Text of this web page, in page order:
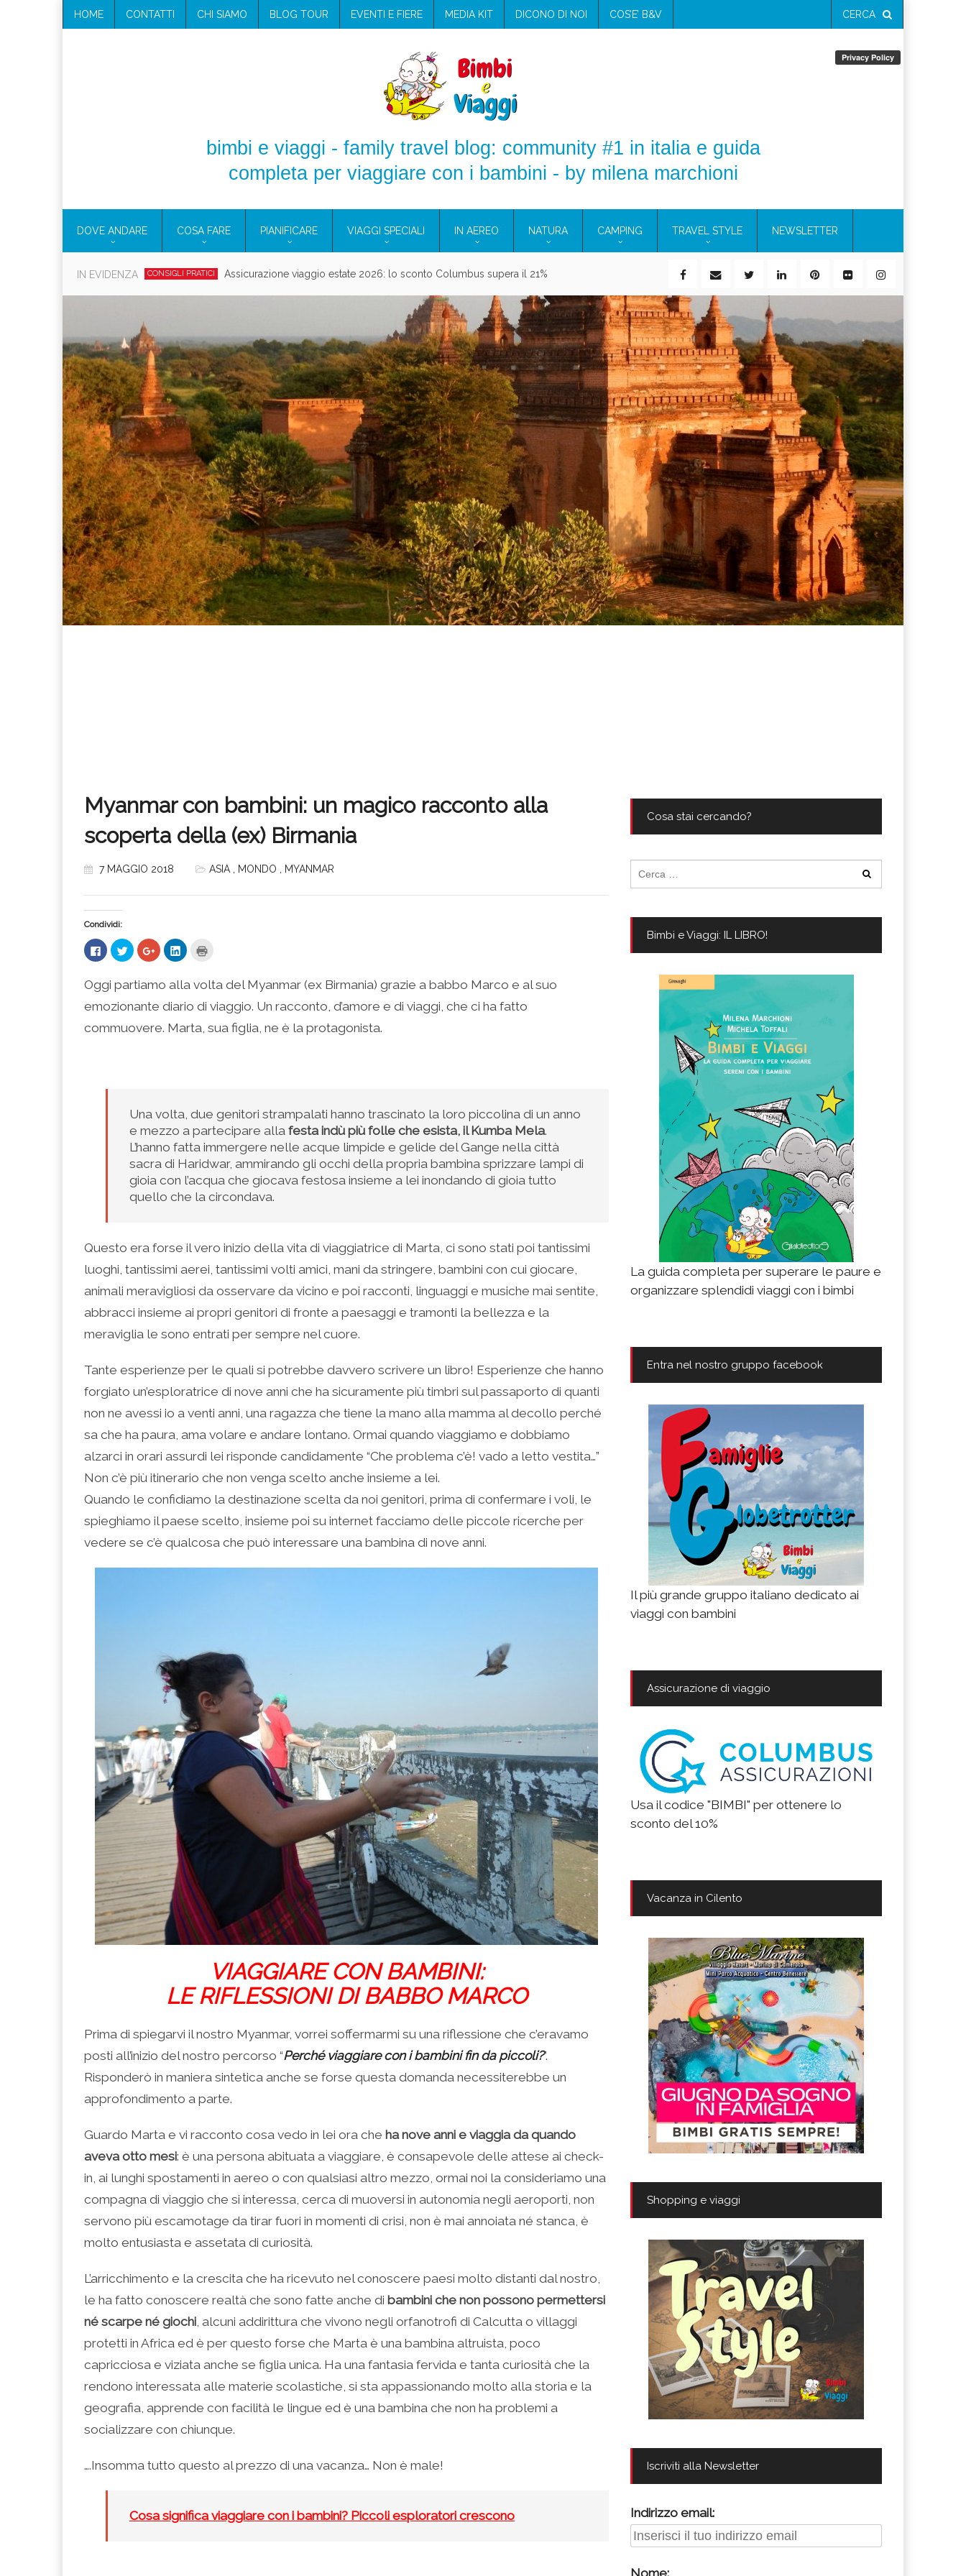
HOME CONTATTI CHI SIAMO BLOG TOUR EVENTI E FIERE MEDIA KIT DICONO DI NOI COS’E’ B&V CERCA
bimbi e viaggi - family travel blog: community #1 in italia e guida
completa per viaggiare con i bambini - by milena marchioni
DOVE ANDARE COSA FARE PIANIFICARE VIAGGI SPECIALI IN AEREO NATURA CAMPING TRAVEL STYLE NEWSLETTER
IN EVIDENZA CONSIGLI PRATICI Cosmetici solidi in viaggio: i prodotti che hanno conquistato la mia valigia (e la pelle sensibile)
Villaggio per famiglie in Cilento: il Blue Marine di Marina di Camerota
Vacanze in campeggio con i bambini: come trovare l’offerta migliore?
CONSIGLI PRATICI Assicurazione viaggio estate 2026: lo sconto Columbus supera il 21%
Myanmar con bambini: un magico racconto alla
scoperta della (ex) Birmania
7 MAGGIO 2018 ASIA MONDO MYANMAR
Condividi:
Fai
clic
su
Facebook
apre
una
nuova
Fai
clic
condividere
su
Twitter
(Si
in
una
Fai
clic
condividere
su
Google+
(Si
in
una
Fai
clic
condividere
su
LinkedIn
(Si
in
una
stampare
(Si
apre
in
nuova
finestra)
Oggi partiamo alla volta del Myanmar (ex Birmania) grazie a babbo Marco e al suo
emozionante diario di viaggio. Un racconto, d’amore e di viaggi, che ci ha fatto
commuovere. Marta, sua figlia, ne è la protagonista.
Una volta, due genitori strampalati hanno trascinato la loro piccolina di un anno
e mezzo a partecipare alla festa indù più folle che esista, il Kumba Mela.
L’hanno fatta immergere nelle acque limpide e gelide del Gange nella città
sacra di Haridwar, ammirando gli occhi della propria bambina sprizzare lampi di
gioia con l’acqua che giocava festosa insieme a lei inondando di gioia tutto
quello che la circondava.
Questo era forse il vero inizio della vita di viaggiatrice di Marta, ci sono stati poi tantissimi
luoghi, tantissimi aerei, tantissimi volti amici, mani da stringere, bambini con cui giocare,
animali meravigliosi da osservare da vicino e poi racconti, linguaggi e musiche mai sentite,
abbracci insieme ai propri genitori di fronte a paesaggi e tramonti la bellezza e la
meraviglia le sono entrati per sempre nel cuore.
Tante esperienze per le quali si potrebbe davvero scrivere un libro! Esperienze che hanno
forgiato un’esploratrice di nove anni che ha sicuramente più timbri sul passaporto di quanti
non ne avessi io a venti anni, una ragazza che tiene la mano alla mamma al decollo perché
sa che ha paura, ama volare e andare lontano. Ormai quando viaggiamo e dobbiamo
alzarci in orari assurdi lei risponde candidamente “Che problema c’è! vado a letto vestita…”
Non c’è più itinerario che non venga scelto anche insieme a lei.
Quando le confidiamo la destinazione scelta da noi genitori, prima di confermare i voli, le
spieghiamo il paese scelto, insieme poi su internet facciamo delle piccole ricerche per
vedere se c’è qualcosa che può interessare una bambina di nove anni.
VIAGGIARE CON BAMBINI:
LE RIFLESSIONI DI BABBOMARCO
Prima di spiegarvi il nostro Myanmar, vorrei soffermarmi su una riflessione che c’eravamo
posti all’inizio del nostro percorso “Perché viaggiare con i bambini fin da piccoli?”.
Risponderò in maniera sintetica anche se forse questa domanda necessiterebbe un
approfondimento a parte.
Guardo Marta e vi racconto cosa vedo in lei ora che ha nove anni e viaggia da quando
aveva otto mesi: è una persona abituata a viaggiare, è consapevole delle attese ai check-
in, ai lunghi spostamenti in aereo o con qualsiasi altro mezzo, ormai noi la consideriamo una
compagna di viaggio che si interessa, cerca di muoversi in autonomia negli aeroporti, non
servono più escamotage da tirar fuori in momenti di crisi, non è mai annoiata né stanca, è
molto entusiasta e assetata di curiosità.
L’arricchimento e la crescita che ha ricevuto nel conoscere paesi molto distanti dal nostro,
le ha fatto conoscere realtà che sono fatte anche di bambini che non possono permettersi
né scarpe né giochi , alcuni addirittura che vivono negli orfanotrofi di Calcutta o villaggi
protetti in Africa ed è per questo forse che Marta è una bambina altruista, poco
capricciosa e viziata anche se figlia unica. Ha una fantasia fervida e tanta curiosità che la
rendono interessata alle materie scolastiche, si sta appassionando molto alla storia e la
geografia, apprende con facilità le lingue ed è una bambina che non ha problemi a
socializzare con chiunque.
….Insomma tutto questo al prezzo di una vacanza… Non è male!
Cosa significa viaggiare con i bambini? Piccoli esploratori crescono
Cosa stai cercando?
per:
Bimbi e Viaggi: IL LIBRO!
La guida completa per superare le paure e
organizzare splendidi viaggi con i bimbi
Entra nel nostro gruppo facebook
Il più grande gruppo italiano dedicato ai
viaggi con bambini
Assicurazione di viaggio
Usa il codice "BIMBI" per ottenere lo
sconto del 10%
Vacanza in Cilento
Shopping e viaggi
Iscriviti alla Newsletter
Indirizzo email: